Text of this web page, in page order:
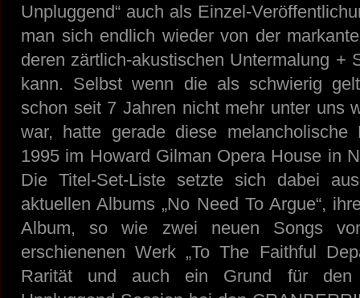
Unpluggend“ auch als Einzel-
man sich endlich wieder von der
deren zärtlich-akustischen Untermalung +
kann. Selbst wenn die als schwierig
schon seit 7 Jahren nicht mehr unter uns
war, hatte gerade diese melancholische
1995 im Howard Gilman Opera House in
Die Titel-Set-Liste setzte sich dabei
aktuellen Albums „No Need To Argue“,
Album, so wie zwei neuen Songs
erschienenen Werk „To The Faithful
Rarität und auch ein Grund für den